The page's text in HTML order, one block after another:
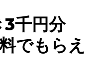
3千円分
でもらえ